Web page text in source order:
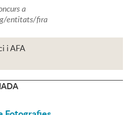
a
entitats/fira
i AFA